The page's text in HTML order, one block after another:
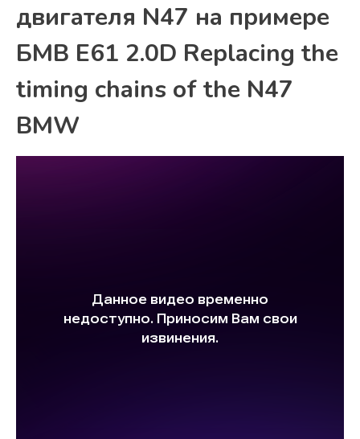
двигателя N47 на примере
БМВ Е61 2.0D Replacing the
timing chains of the N47
BMW